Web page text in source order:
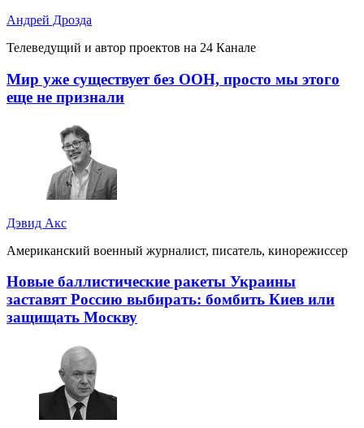
Андрей Дрозда
Телеведущий и автор проектов на 24 Канале
Мир уже существует без ООН, просто мы этого
еще не признали
Дэвид Акс
Американский военный журналист, писатель, кинорежиссер
Новые баллистические ракеты Украины
заставят Россию выбирать: бомбить Киев или
защищать Москву